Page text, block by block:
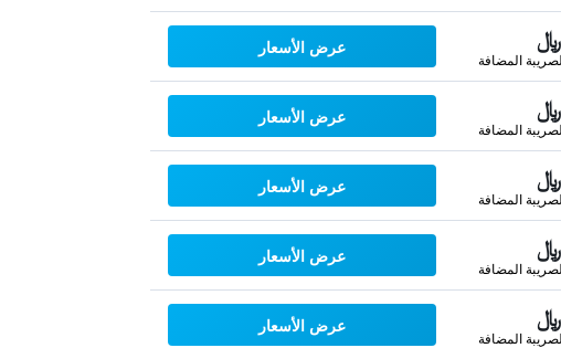
المضافة
عرض الأسعار
المضافة
عرض الأسعار
المضافة
عرض الأسعار
المضافة
عرض الأسعار
المضافة
عرض الأسعار